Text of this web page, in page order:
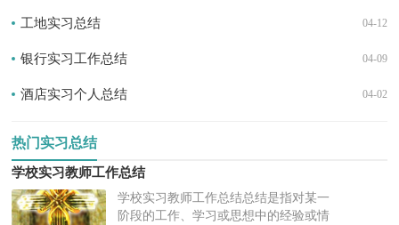
04-12
工地实习总结
04-09
银行实习工作总结
04-02
酒店实习个人总结
热门实习总结
学校实习教师工作总结
学校实习教师工作总结总结是指对某一
阶段的工作、学习或思想中的经验或情